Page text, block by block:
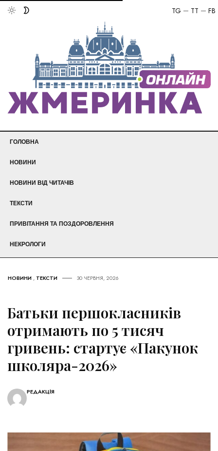
FB
TT
TG
ГОЛОВНА
НОВИНИ
НОВИНИ ВІД ЧИТАЧІВ
ТЕКСТИ
ПРИВІТАННЯ ТА ПОЗДОРОВЛЕННЯ
НЕКРОЛОГИ
НОВИНИ , ТЕКСТИ 30 ЧЕРВНЯ, 2026
Батьки першокласників
отримають по 5 тисяч
гривень: стартує «Пакунок
школяра-2026»
РЕДАКЦІЯ